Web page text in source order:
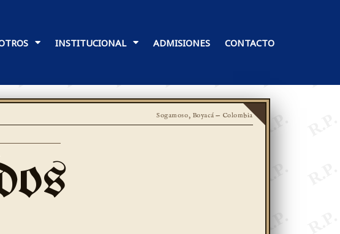
INSTITUCIONAL ADMISIONES CONTACTO
Sogamoso, Boyacá — Colombia